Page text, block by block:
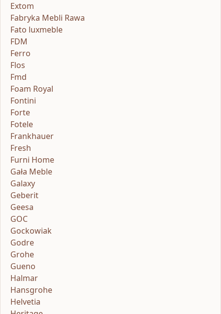
Extom
Fabryka Mebli Rawa
Fato luxmeble
FDM
Ferro
Flos
Fmd
Foam Royal
Fontini
Forte
Fotele
Frankhauer
Fresh
Furni Home
Gała Meble
Galaxy
Geberit
Geesa
GOC
Gockowiak
Godre
Grohe
Gueno
Halmar
Hansgrohe
Helvetia